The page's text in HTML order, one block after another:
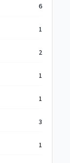
6
1
2
1
1
3
1